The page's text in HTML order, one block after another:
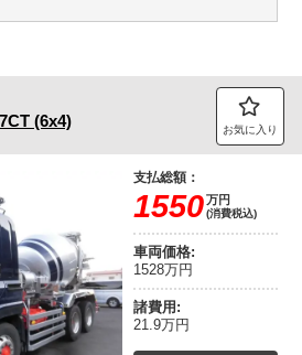
(6x4) お気に入り
支払総額：
1550万円
(消費税込)
車両価格:
1528万円
諸費用:
21.9万円